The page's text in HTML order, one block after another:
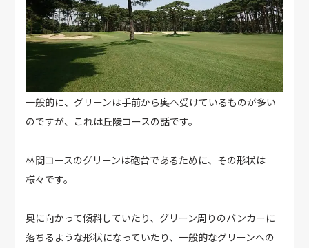
一般的に、グリーンは手前から奥へ受けているものが多い
のですが、これは丘陵コースの話です。
林間コースのグリーンは砲台であるために、その形状は
様々です。
奥に向かって傾斜していたり、グリーン周りのバンカーに
落ちるような形状になっていたり、一般的なグリーンへの